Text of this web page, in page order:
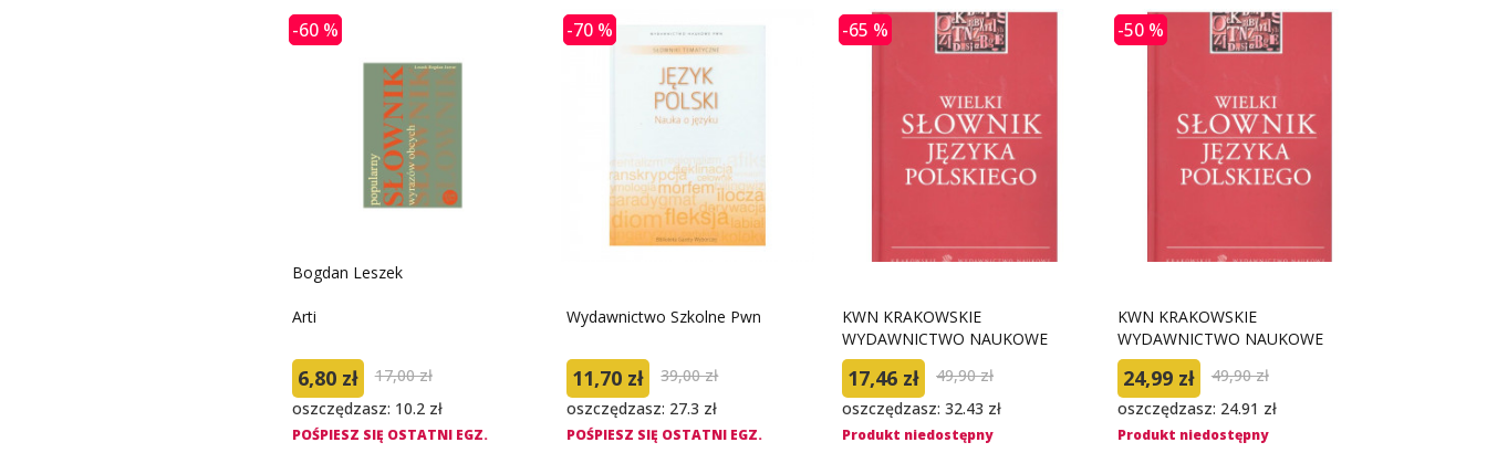
-60 %
Bogdan Leszek
Arti
6,80 zł
17,00 zł
oszczędzasz: 10.2 zł
POŚPIESZ SIĘ OSTATNI EGZ.
-70 %
Wydawnictwo Szkolne Pwn
11,70 zł
39,00 zł
oszczędzasz: 27.3 zł
POŚPIESZ SIĘ OSTATNI EGZ.
-65 %
KWN KRAKOWSKIE
WYDAWNICTWO NAUKOWE
17,46 zł
49,90 zł
oszczędzasz: 32.43 zł
Produkt niedostępny
-50 %
KWN KRAKOWSKIE
WYDAWNICTWO NAUKOWE
24,99 zł
49,90 zł
oszczędzasz: 24.91 zł
Produkt niedostępny